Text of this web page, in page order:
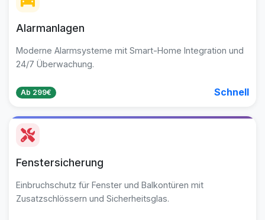
Alarmanlagen
Moderne Alarmsysteme mit Smart-Home Integration und
24/7 Überwachung.
Ab 299€ Schnell
Fenstersicherung
Einbruchschutz für Fenster und Balkontüren mit
Zusatzschlössern und Sicherheitsglas.